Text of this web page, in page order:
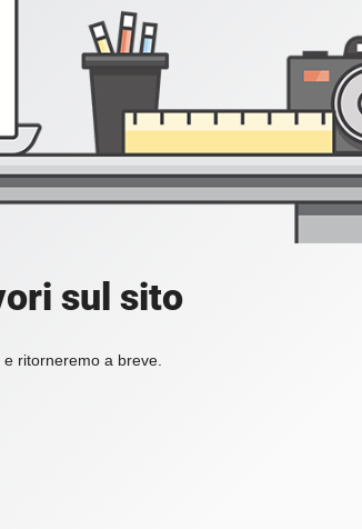
sul sito
ritorneremo a breve.